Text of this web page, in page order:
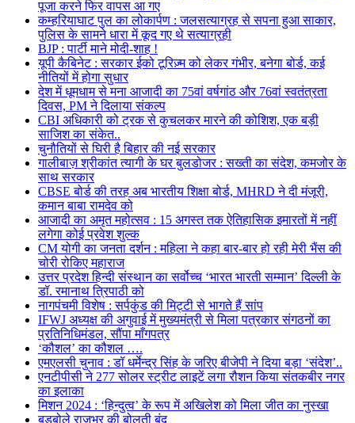
पूजा करने फिर वापस आ गए
कम्हरियाघाट पुल का लोकार्पण : जलसत्याग्रह से सपना हुआ साकार,
पुलिस के सामने धारा में कूद गए थे सत्याग्रही
BJP : पार्टी माने मोदी-शाह !
यूपी कैबिनेट : सरकार ईको टूरिज़्म को लेकर गंभीर, बनेगा बोर्ड, कई
नीतियों में होगा सुधार
देश में धूमधाम से मना आजादी का 75वां वर्षगांठ और 76वां स्वतंत्रता
दिवस, PM ने दिलाया संकल्प
CBI अधिकारी को ट्रक से कुचलकर मारने की कोशिश, एक बड़ी
साजिश का संकेत..
चुनौतियों से घिरी है बिहार की नई सरकार
गालीबाज़ श्रीकांत त्यागी के घर बुलडोजर : सख्ती का संदेश, कमजोर के
साथ सरकार
CBSE बोर्ड की तरह अब भारतीय शिक्षा बोर्ड, MHRD ने दी मंजूरी,
कमान बाबा रामदेव को
आजादी का अमृत महोत्सव : 15 अगस्त तक ऐतिहासिक इमारतों में नहीं
लगेगा कोई प्रवेश शुल्क
CM योगी का जनता दर्शन : महिला ने कहा बार-बार हो रही मेरी भैंस की
चोरी रोकिए महाराज
उत्तर प्रदेश हिन्दी संस्थान का सर्वोच्च ‘भारत भारती सम्मान’ दिल्ली के
डॉ. रमानाथ त्रिपाठी को
नागपंचमी विशेष : सर्पकुंड की मिट्टी से भागते हैं सांप
IFWJ अध्यक्ष की अगुवाई में मुख्यमंत्री से मिला पत्रकार संगठनों का
प्रतिनिधिमंडल, सौंपा माँगपत्र
‘कौशल’ का कौशल ….
एमएलसी चुनाव : डॉ धर्मेन्द्र सिंह के जरिए बीजेपी ने दिया बड़ा ‘संदेश’..
एनटीपीसी ने 277 सोलर स्ट्रीट लाइटें लगा रौशन किया संतकबीर नगर
का इलाका
मिशन 2024 : ‘हिन्दुत्व’ के रूप में अखिलेश को मिला जीत का नुस्खा
बड़बोले राजभर की बोलती बंद